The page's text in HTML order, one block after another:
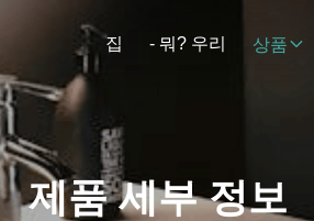
집 - 뭐? 우리 상품
제품 세부 정보